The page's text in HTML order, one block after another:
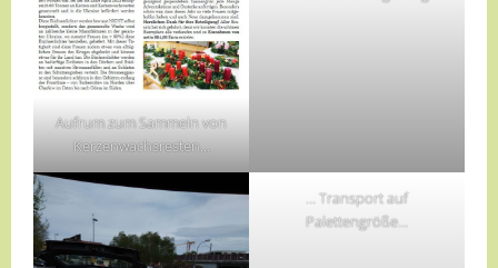
Aufrum zum Sammeln von
Kerzenwachsresten…
… Transport auf
Palettengröße…